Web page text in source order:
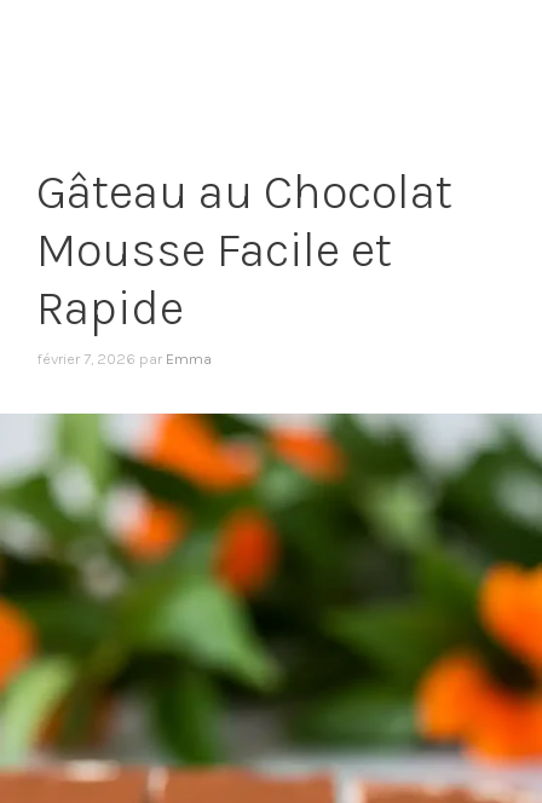
Gâteau au Chocolat
Mousse Facile et
Rapide
février 7, 2026 par Emma